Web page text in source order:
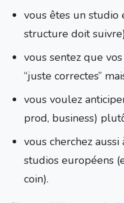
vous êtes un studio
structure doit
vous sentez que
“juste correctes”
vous voulez
prod, business)
vous cherchez aussi
studios européens
coin).